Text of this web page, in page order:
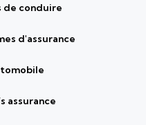
de conduire
d'assurance
assurance